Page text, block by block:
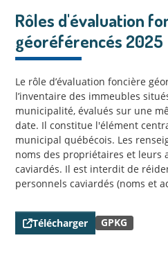
Rôles d'évaluation
géoréférencés 2025
Le rôle d’évaluation foncière
l’inventaire des immeubles
municipalité, évalués sur une
date. Il constitue l'élément
municipal québécois. Les
noms des propriétaires et leurs
caviardés. Il est interdit de
personnels caviardés (noms et
Télécharger GPKG